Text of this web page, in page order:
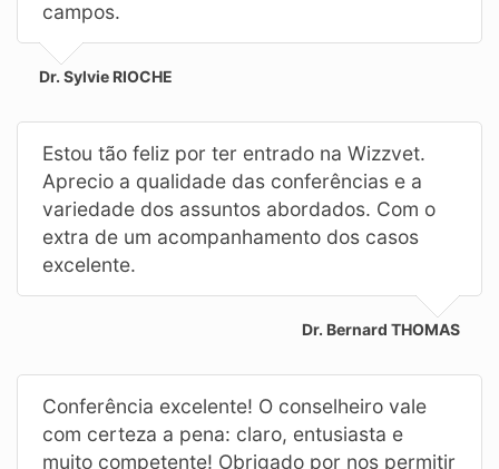
campos.
Dr. Sylvie RIOCHE
Estou tão feliz por ter entrado na Wizzvet.
Aprecio a qualidade das conferências e a
variedade dos assuntos abordados. Com o
extra de um acompanhamento dos casos
excelente.
Dr. Bernard THOMAS
Conferência excelente! O conselheiro vale
com certeza a pena: claro, entusiasta e
muito competente! Obrigado por nos permitir